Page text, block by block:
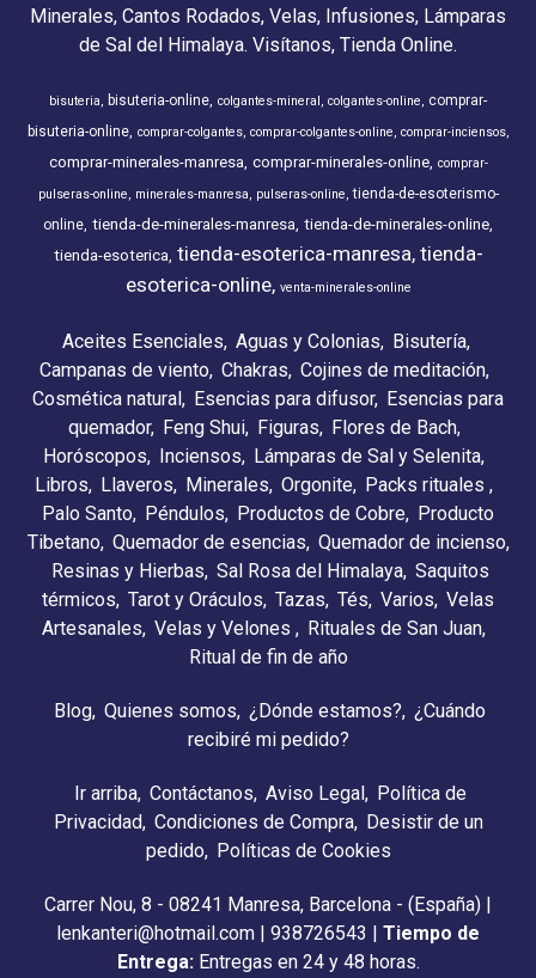
Minerales, Cantos Rodados, Velas, Infusiones, Lámparas
de Sal del Himalaya. Visítanos, Tienda Online.
bisuteria bisuteria-online colgantes-mineral colgantes-online
comprar-
bisuteria-online comprar-colgantes comprar-colgantes-online comprar-inciensos
comprar-minerales-manresa comprar-minerales-online comprar-
pulseras-online
minerales-manresa pulseras-online tienda-de-esoterismo-
online tienda-de-minerales-manresa tienda-de-minerales-online
tienda-esoterica tienda-esoterica-manresa tienda-
esoterica-online venta-minerales-online
Aceites Esenciales Aguas y Colonias
Bisutería
Campanas de viento Chakras Cojines de meditación
Cosmética natural Esencias para difusor Esencias para
quemador
Feng Shui Figuras
Flores de Bach
Horóscopos
Inciensos
Lámparas de Sal y Selenita
Libros
Llaveros Minerales Orgonite Packs rituales
Palo Santo Péndulos Productos de Cobre Producto
Tibetano Quemador de esencias Quemador de incienso
Resinas y Hierbas Sal Rosa del Himalaya Saquitos
térmicos Tarot y Oráculos Tazas Tés Varios Velas
Artesanales Velas y Velones
Rituales de San Juan
Ritual de fin de año
Blog Quienes somos ¿Dónde estamos?
¿Cuándo
recibiré mi pedido?
Ir arriba Contáctanos Aviso Legal
Política de
Privacidad Condiciones de Compra
Desistir de un
pedido
Políticas de Cookies
Carrer Nou, 8 - 08241 Manresa, Barcelona - (España) |
lenkanteri@hotmail.com | 938726543 | Tiempo de
Entrega: Entregas en 24 y 48 horas.